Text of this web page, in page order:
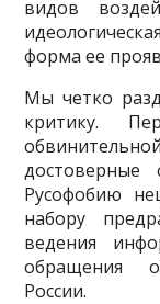
видов
форма ее
Мы четко
критику.
Русофобию
набору
ведения
обращения
России.